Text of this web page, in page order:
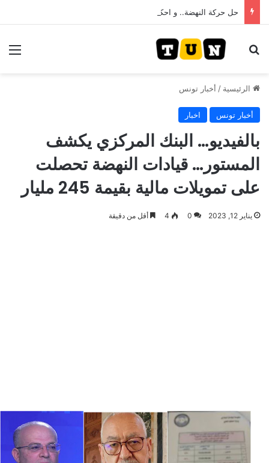
بحث عن
الرئيسية / أخبار تونس
أخبار تونس اخبار
بالفيديو… البنك المركزي يكشف
المستور… قيادات النهضة تحصلت
على تمويلات مالية بقيمة 245 مليار
يناير 12, 2023 0
4 أقل من دقيقة